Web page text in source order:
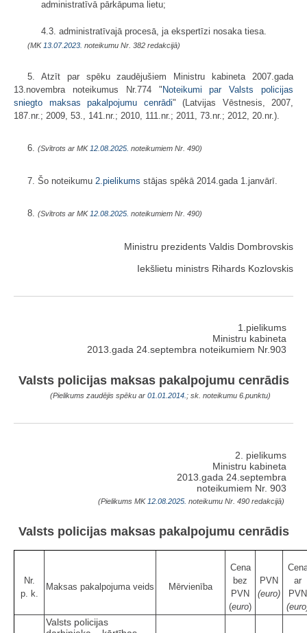
administratīvā pārkāpuma lietu;
4.3. administratīvajā procesā, ja ekspertīzi nosaka tiesa.
(MK 13.07.2023. noteikumu Nr. 382 redakcijā)
5. Atzīt par spēku zaudējušiem Ministru kabineta 2007.gada
13.novembra noteikumus Nr.774 "Noteikumi par Valsts policijas
sniegto maksas pakalpojumu cenrādi" (Latvijas Vēstnesis, 2007,
187.nr.; 2009, 53., 141.nr.; 2010, 111.nr.; 2011, 73.nr.; 2012, 20.nr.).
6. (Svītrots ar MK 12.08.2025. noteikumiem Nr. 490)
7. Šo noteikumu 2.pielikums stājas spēkā 2014.gada 1.janvārī.
8. (Svītrots ar MK 12.08.2025. noteikumiem Nr. 490)
Ministru prezidents Valdis Dombrovskis
Iekšlietu ministrs Rihards Kozlovskis
1.pielikums
Ministru kabineta
2013.gada 24.septembra noteikumiem Nr.903
Valsts policijas maksas pakalpojumu cenrādis
(Pielikums zaudējis spēku ar 01.01.2014. ; sk. noteikumu 6.punktu)
2. pielikums
Ministru kabineta
2013.gada 24.septembra
noteikumiem Nr. 903
(Pielikums MK 12.08.2025. noteikumu Nr. 490 redakcijā)
Valsts policijas maksas pakalpojumu cenrādis
Nr.
p. k.
Maksas pakalpojuma veids Mērvienība
Cena
bez
PVN
(euro)
PVN
(euro)
ar
PVN
Valsts policijas